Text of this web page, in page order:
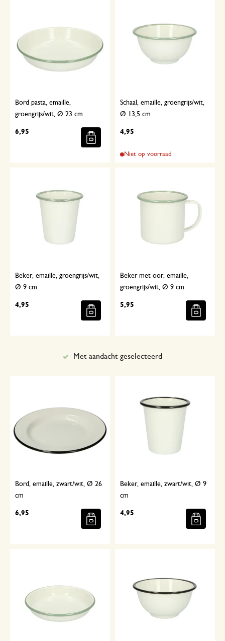
Bord pasta, emaille,
groengrijs/wit, Ø 23 cm
6,95
Schaal, emaille, groengrijs/wit,
Ø 13,5 cm
4,95
Niet op voorraad
Beker, emaille, groengrijs/wit,
Ø 9 cm
4,95
Beker met oor, emaille,
groengrijs/wit, Ø 9 cm
5,95
Bord, emaille, zwart/wit, Ø 26
cm
6,95
Beker, emaille, zwart/wit, Ø 9
cm
4,95
Met aandacht geselecteerd